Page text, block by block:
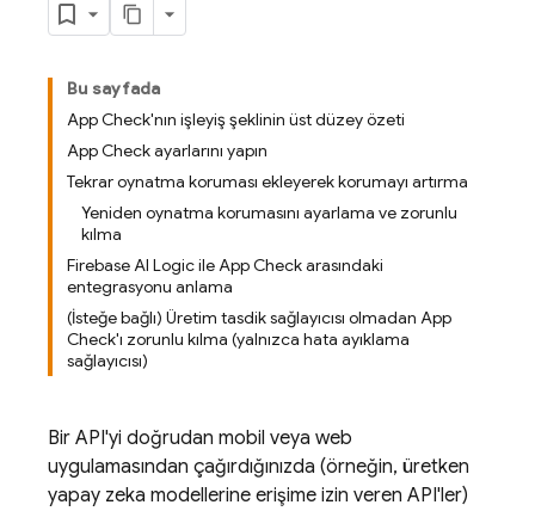
Bu sayfada
App Check'nın işleyiş şeklinin üst düzey özeti
App Check ayarlarını yapın
Tekrar oynatma koruması ekleyerek korumayı artırma
Yeniden oynatma korumasını ayarlama ve zorunlu
kılma
Firebase AI Logic ile App Check arasındaki
entegrasyonu anlama
(İsteğe bağlı) Üretim tasdik sağlayıcısı olmadan App
Check'ı zorunlu kılma (yalnızca hata ayıklama
sağlayıcısı)
Bir API'yi doğrudan mobil veya web
uygulamasından çağırdığınızda (örneğin, üretken
yapay zeka modellerine erişime izin veren API'ler)